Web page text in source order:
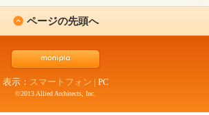
ページの先頭へ
表示： スマートフォン | PC
©2013 Allied Architects, Inc.